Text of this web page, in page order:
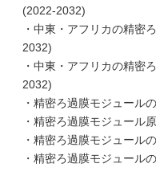
(2022-2032)
・中東・アフリカの精密
2032)
・中東・アフリカの精密
2032)
・精密ろ過膜モジュール
・精密ろ過膜モジュール
・精密ろ過膜モジュール
・精密ろ過膜モジュール